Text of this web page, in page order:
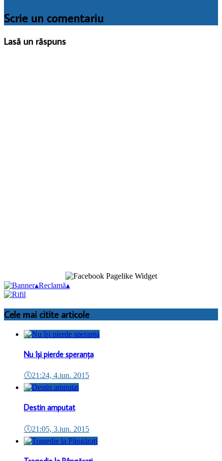
Scrie un comentariu
Lasă un răspuns
▴Reclamă▴
Cele mai citite articole
Nu își pierde speranța
🕔21:24, 4.iun. 2015
Destin amputat
🕔21:05, 3.iun. 2015